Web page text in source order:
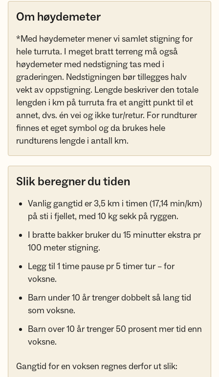
Om høydemeter
*Med høydemeter mener vi samlet stigning for
hele turruta. I meget bratt terreng må også
høydemeter med nedstigning tas med i
graderingen. Nedstigningen bør tillegges halv
vekt av oppstigning. Lengde beskriver den totale
lengden i km på turruta fra et angitt punkt til et
annet, dvs. én vei og ikke tur/retur. For rundturer
finnes et eget symbol og da brukes hele
rundturens lengde i antall km.
Slik beregner du tiden
Vanlig gangtid er 3,5 km i timen (17,14 min/km)
på sti i fjellet, med 10 kg sekk på ryggen.
I bratte bakker bruker du 15 minutter ekstra pr
100 meter stigning.
Legg til 1 time pause pr 5 timer tur – for
voksne.
Barn under 10 år trenger dobbelt så lang tid
som voksne.
Barn over 10 år trenger 50 prosent mer tid enn
voksne.
Gangtid for en voksen regnes derfor ut slik: